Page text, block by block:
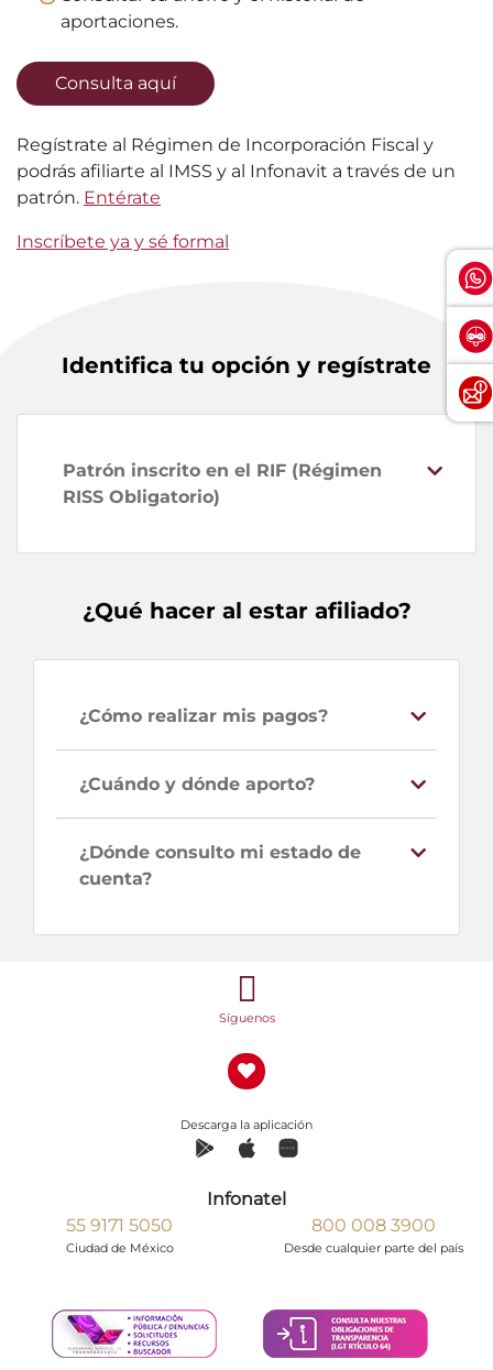
aportaciones.
Consulta aquí
Regístrate al Régimen de Incorporación Fiscal y
podrás afiliarte al IMSS y al Infonavit a través de un
patrón. Entérate
Inscríbete ya y sé formal
Identifica tu opción y regístrate
Patrón inscrito en el RIF (Régimen
RISS Obligatorio)
¿Qué hacer al estar afiliado?
¿Cómo realizar mis pagos?
¿Cuándo y dónde aporto?
¿Dónde consulto mi estado de
cuenta?
Síguenos
Descarga la aplicación
Infonatel
55 9171 5050
Ciudad de México
800 008 3900
Desde cualquier parte del país